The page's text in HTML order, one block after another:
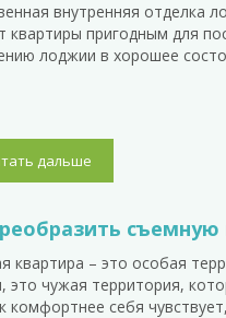
внутренняя отделка
квартиры пригодным для
лоджии в хорошее
дальше
квартира – это особая
это чужая территория,
комфортнее себя